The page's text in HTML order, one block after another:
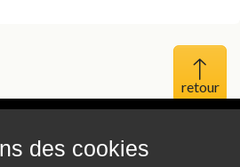
des cookies
Haut
légales